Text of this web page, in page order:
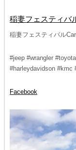
稲妻フェスティバ
稲妻フェスティバル
#jeep #wrangler
#harleydavidson #kmc
Facebook